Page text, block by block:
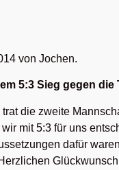
von Jochen.
5:3 Sieg gegen die
die zweite
mit 5:3 für uns
dafür